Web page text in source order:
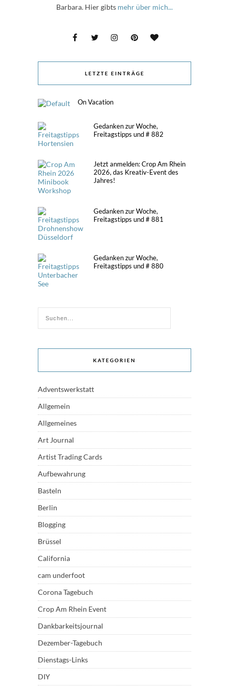
Barbara. Hier gibts mehr über mich...
LETZTE EINTRÄGE
On Vacation
Gedanken zur Woche,
Freitagstipps und # 882
Jetzt anmelden: Crop Am Rhein
2026, das Kreativ-Event des
Jahres!
Gedanken zur Woche,
Freitagstipps und # 881
Gedanken zur Woche,
Freitagstipps und # 880
KATEGORIEN
Adventswerkstatt
Allgemein
Allgemeines
Art Journal
Artist Trading Cards
Aufbewahrung
Basteln
Berlin
Blogging
Brüssel
California
cam underfoot
Corona Tagebuch
Crop Am Rhein Event
Dankbarkeitsjournal
Dezember-Tagebuch
Dienstags-Links
DIY